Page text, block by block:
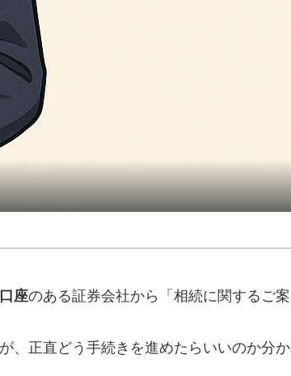
座のある証券会社から「相続に関するご案
、正直どう手続きを進めたらいいのか分か